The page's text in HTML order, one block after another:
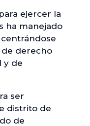
ejercer la
ha manejado
derecho
y de
ser
distrito de
de